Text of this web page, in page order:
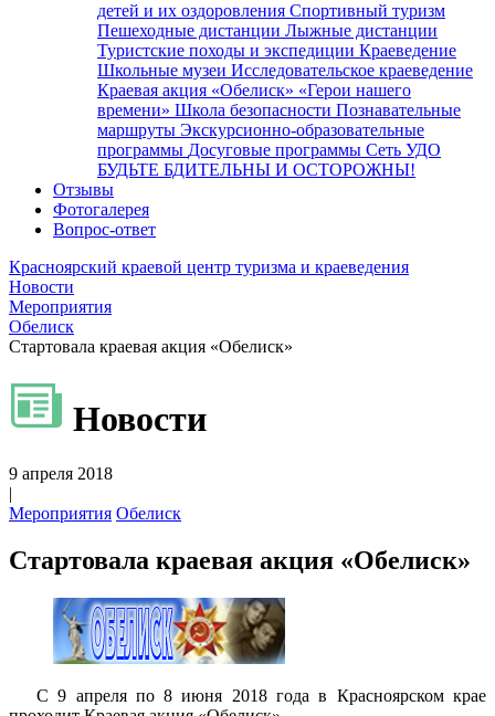
детей и их оздоровления Спортивный туризм
Пешеходные дистанции Лыжные дистанции
Туристские походы и экспедиции Краеведение
Школьные музеи Исследовательское краеведение
Краевая акция «Обелиск» «Герои нашего
времени» Школа безопасности Познавательные
маршруты Экскурсионно-образовательные
программы Досуговые программы Сеть УДО
БУДЬТЕ БДИТЕЛЬНЫ И ОСТОРОЖНЫ!
Отзывы
Фотогалерея
Вопрос-ответ
Красноярский краевой центр туризма и краеведения
Новости
Мероприятия
Обелиск
Стартовала краевая акция «Обелиск»
Новости
9 апреля 2018
|
Мероприятия Обелиск
Стартовала краевая акция «Обелиск»
C 9 апреля по 8 июня 2018 года в Красноярском крае